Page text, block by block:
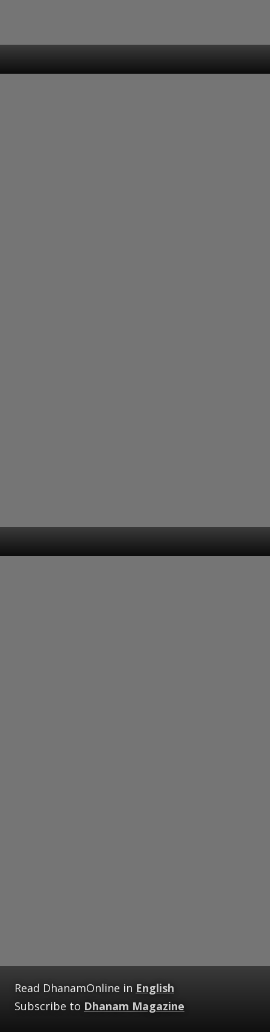
Read DhanamOnline in English
Subscribe to Dhanam Magazine